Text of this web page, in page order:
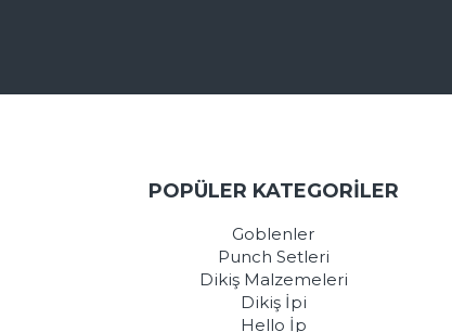
POPÜLER KATEGORİLER
Goblenler
Punch Setleri
Dikiş Malzemeleri
Dikiş İpi
Hello İp